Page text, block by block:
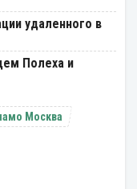
удаленного в
Полеха и
Москва